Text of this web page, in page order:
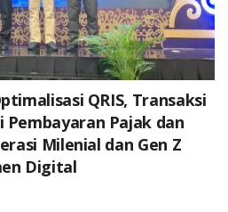
QRIS, Transaksi
Pajak dan
Milenial dan Gen Z
Digital